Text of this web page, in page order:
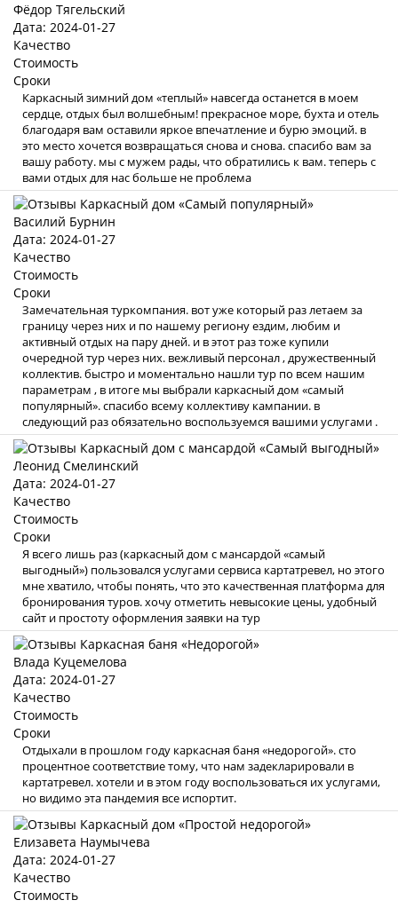
Фёдор Тягельский
Дата: 2024-01-27
Качество
Стоимость
Сроки
Каркасный зимний дом «теплый» навсегда останется в моем
сердце, отдых был волшебным! прекрасное море, бухта и отель
благодаря вам оставили яркое впечатление и бурю эмоций. в
это место хочется возвращаться снова и снова. спасибо вам за
вашу работу. мы с мужем рады, что обратились к вам. теперь с
вами отдых для нас больше не проблема
Василий Бурнин
Дата: 2024-01-27
Качество
Стоимость
Сроки
Замечательная туркомпания. вот уже который раз летаем за
границу через них и по нашему региону ездим, любим и
активный отдых на пару дней. и в этот раз тоже купили
очередной тур через них. вежливый персонал , дружественный
коллектив. быстро и моментально нашли тур по всем нашим
параметрам , в итоге мы выбрали каркасный дом «самый
популярный». спасибо всему коллективу кампании. в
следующий раз обязательно воспользуемся вашими услугами .
Леонид Смелинский
Дата: 2024-01-27
Качество
Стоимость
Сроки
Я всего лишь раз (каркасный дом с мансардой «самый
выгодный») пользовался услугами сервиса картатревел, но этого
мне хватило, чтобы понять, что это качественная платформа для
бронирования туров. хочу отметить невысокие цены, удобный
сайт и простоту оформления заявки на тур
Влада Куцемелова
Дата: 2024-01-27
Качество
Стоимость
Сроки
Отдыхали в прошлом году каркасная баня «недорогой». сто
процентное соответствие тому, что нам задекларировали в
картатревел. хотели и в этом году воспользоваться их услугами,
но видимо эта пандемия все испортит.
Елизавета Наумычева
Дата: 2024-01-27
Качество
Стоимость